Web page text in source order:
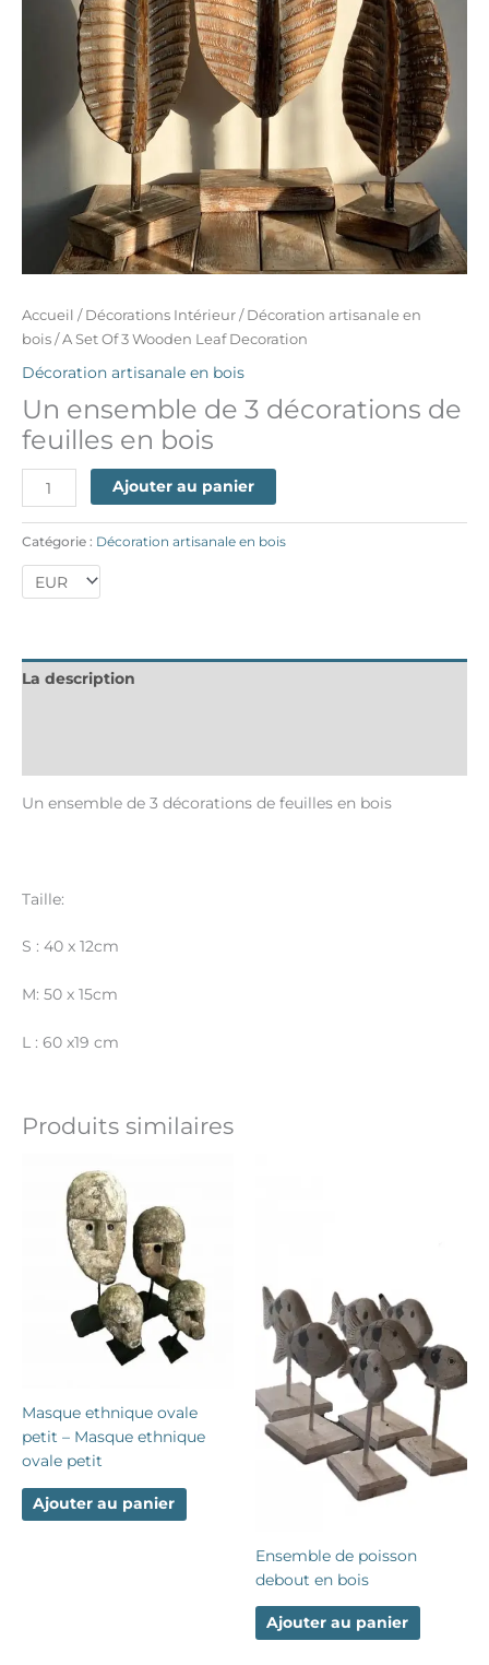
Accueil / Décorations Intérieur / Décoration artisanale en
bois / A Set Of 3 Wooden Leaf Decoration
Décoration artisanale en bois
Un ensemble de 3 décorations de
feuilles en bois
Ajouter au panier
Catégorie : Décoration artisanale en bois
La description
Un ensemble de 3 décorations de feuilles en bois
Taille:
S : 40 x 12cm
M: 50 x 15cm
L : 60 x19 cm
Produits similaires
Masque ethnique ovale
petit – Masque ethnique
ovale petit
Ajouter au panier
Ensemble de poisson
debout en bois
Ajouter au panier